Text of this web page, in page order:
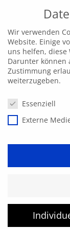
Über
Die
Wir verwenden
Website. Einige
uns helfen, diese
Darunter können
Zustimmung
weiterzugeben.
Essenziell
Externe